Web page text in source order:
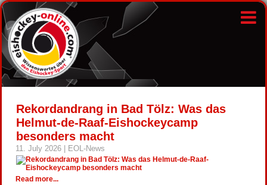
Rekordandrang in Bad Tölz: Was das
Helmut-de-Raaf-Eishockeycamp
besonders macht
11. July 2026 | EOL-News
Read more...